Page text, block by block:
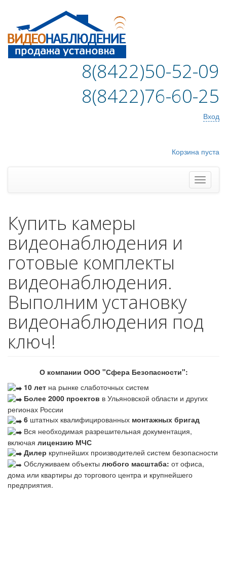
8(8422)50-52-09
8(8422)76-60-25
Вход
Корзина пуста
Купить камеры
видеонаблюдения и
готовые комплекты
видеонаблюдения.
Выполним установку
видеонаблюдения под
ключ!
О компании ООО "Сфера Безопасности":
10 лет на рынке слаботочных систем
Более 2000 проектов в Ульяновской области и других
регионах России
6 штатных квалифицированных монтажных бригад
Вся необходимая разрешительная документация,
включая лицензию МЧС
Дилер крупнейших производителей систем безопасности
Обслуживаем объекты любого масштаба: от офиса,
дома или квартиры до торгового центра и крупнейшего
предприятия.